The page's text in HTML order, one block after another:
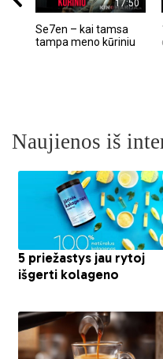
17:50
Se7en – kai tamsa
tampa meno kūriniu
Naujienos iš